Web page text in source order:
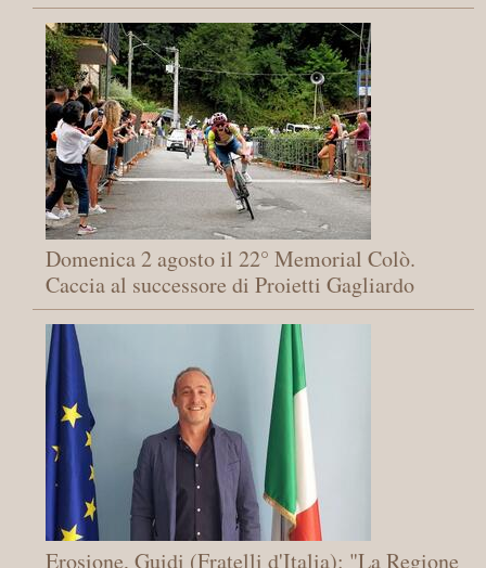
Domenica 2 agosto il 22° Memorial Colò.
Caccia al successore di Proietti Gagliardo
Erosione, Guidi (Fratelli d'Italia): "La Regione